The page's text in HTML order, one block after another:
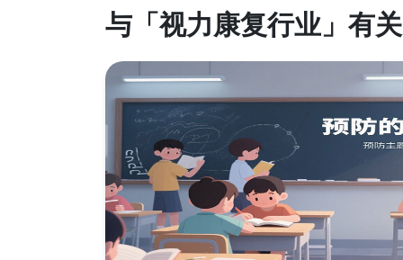
与「视力康复行业」有